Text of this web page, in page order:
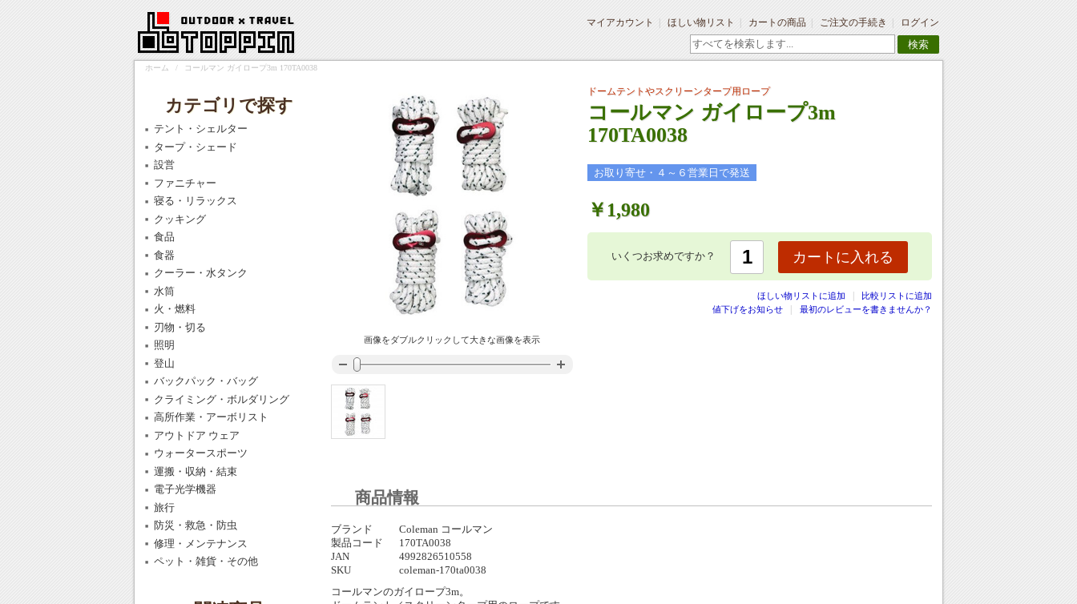
マイアカウント ほしい物リスト カートの商品 ご注文の手続き ログイン
検索
ホーム / コールマン ガイロープ3m 170TA0038
ドームテントやスクリーンタープ用ロープ
コールマン ガイロープ3m
170TA0038
お取り寄せ・４～６営業日で発送
￥1,980
いくつお求めですか？ カートに入れる
ほしい物リストに追加
比較リストに追加
最初のレビューを書きませんか？
値下げをお知らせ
画像をダブルクリックして大きな画像を表示
商品情報
ブランド
Coleman コールマン
製品コード
170TA0038
JAN
4992826510558
SKU
coleman-170ta0038
コールマンのガイロープ3m。
カテゴリで探す
テント・シェルター
タープ・シェード
設営
ファニチャー
寝る・リラックス
クッキング
食品
食器
クーラー・水タンク
水筒
火・燃料
刃物・切る
照明
登山
バックパック・バッグ
クライミング・ボルダリング
高所作業・アーボリスト
アウトドア ウェア
ウォータースポーツ
運搬・収納・結束
電子光学機器
旅行
防災・救急・防虫
修理・メンテナンス
ペット・雑貨・その他